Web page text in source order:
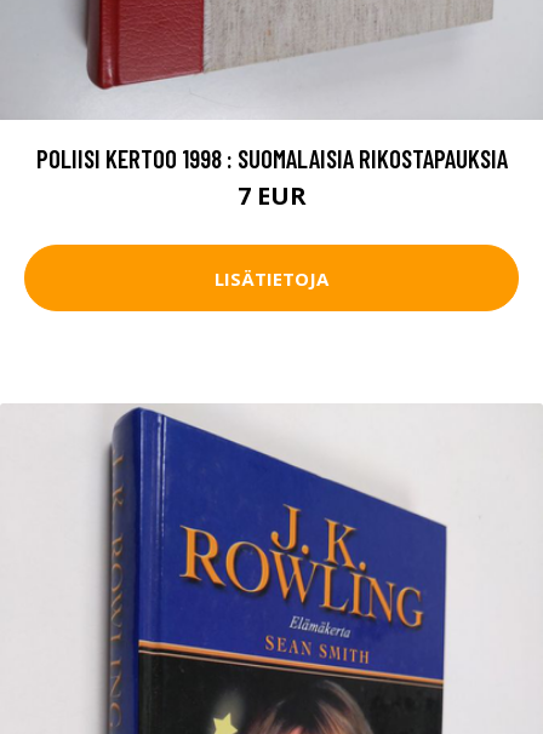
POLIISI KERTOO 1998 : SUOMALAISIA RIKOSTAPAUKSIA
7 EUR
LISÄTIETOJA